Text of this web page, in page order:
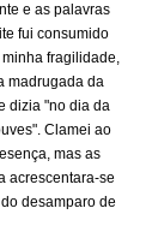
e as palavras
fui consumido
fragilidade,
madrugada da
dizia "no dia da
Clamei ao
mas as
acrescentara-se
desamparo de